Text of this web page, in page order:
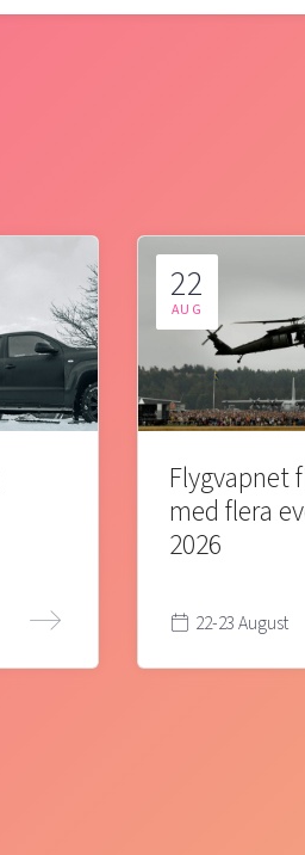
22
AUG
Flygvapnet
med flera
2026
22-23 August